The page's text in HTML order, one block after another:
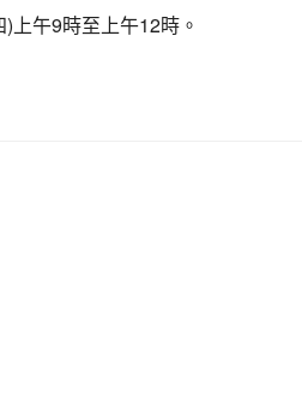
) 上午9時至上午12時。